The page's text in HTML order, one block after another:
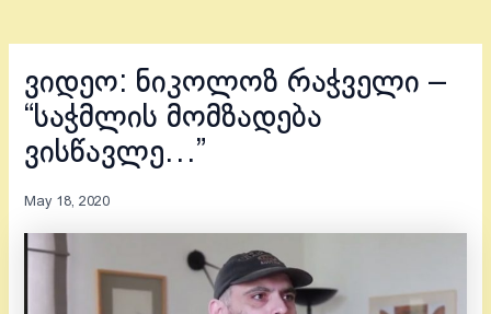
ვიდეო: ნიკოლოზ რაჭველი –
“საჭმლის მომზადება
ვისწავლე…”
May 18, 2020